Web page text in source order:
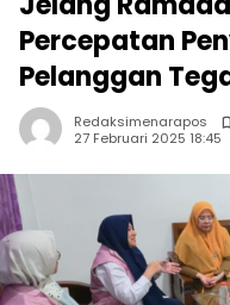
Percepatan
Pelanggan
Redaksimenarapos
27 Februari 2025 18:45